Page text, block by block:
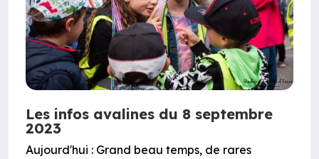
Les infos avalines du 8 septembre
2023
Aujourd'hui : Grand beau temps, de rares